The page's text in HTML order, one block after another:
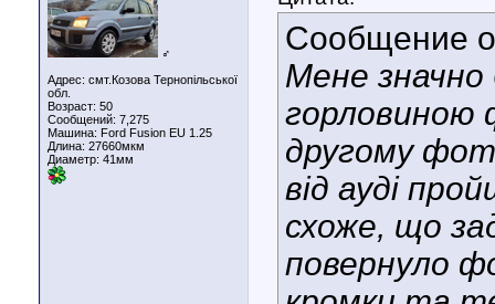
♂
Адрес: смт.Козова Тернопільської
обл.
Возраст: 50
Сообщений: 7,275
Машина: Ford Fusion EU 1.25
Длина: 27660мкм
Диаметр: 41мм
Сообщение
Мене значно
горловиною
другому
від ауді
схоже, що
повернуло